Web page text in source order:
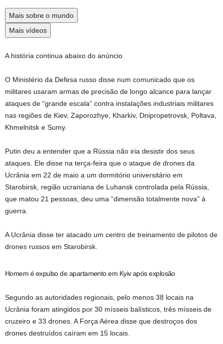
Mais sobre o mundo
Mais vídeos
A história continua abaixo do anúncio
O Ministério da Defesa russo disse num comunicado que os
militares usaram armas de precisão de longo alcance para lançar
ataques de “grande escala” contra instalações industriais militares
nas regiões de Kiev, Zaporozhye, Kharkiv, Dnipropetrovsk, Poltava,
Khmelnitsk e Sumy.
Putin deu a entender que a Rússia não iria desistir dos seus
ataques. Ele disse na terça-feira que o ataque de drones da
Ucrânia em 22 de maio a um dormitório universitário em
Starobirsk, região ucraniana de Luhansk controlada pela Rússia,
que matou 21 pessoas, deu uma “dimensão totalmente nova” à
guerra.
A Ucrânia disse ter atacado um centro de treinamento de pilotos de
drones russos em Starobirsk.
Homem é expulso de apartamento em Kyiv após explosão
Segundo as autoridades regionais, pelo menos 38 locais na
Ucrânia foram atingidos por 30 mísseis balísticos, três mísseis de
cruzeiro e 33 drones. A Força Aérea disse que destroços dos
drones destruídos caíram em 15 locais.